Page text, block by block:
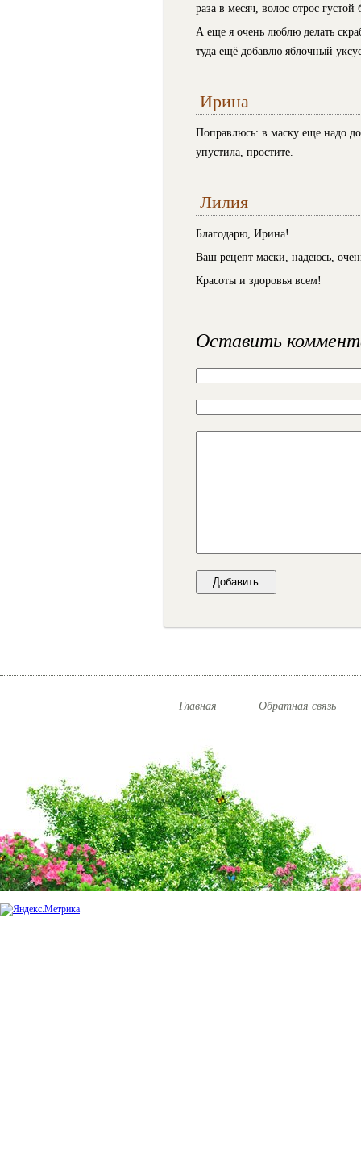
раза в месяч, волос отрос густой
А еще я очень люблю делать
туда ещё добавлю яблочный
Ирина
Поправлюсь: в маску еще надо
упустила, простите.
Лилия
Благодарю, Ирина!
Ваш рецепт маски, надеюсь,
Красоты и здоровья всем!
Оставить
Главная Обратная связь